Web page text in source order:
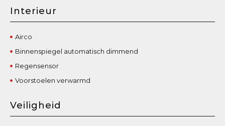
Interieur
Airco
Binnenspiegel automatisch dimmend
Regensensor
Voorstoelen verwarmd
Veiligheid